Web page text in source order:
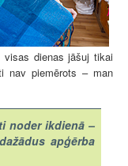
visas dienas jāšuj tikai
nav piemērots – man
noder ikdienā –
apģērba